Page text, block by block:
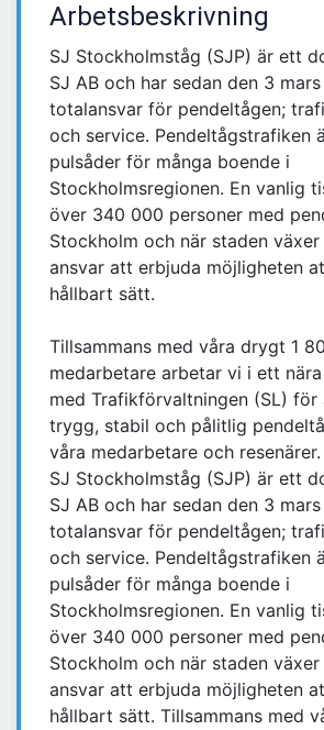
Arbetsbeskrivning
SJ Stockholmståg (SJP) är ett
SJ AB och har sedan den 3
totalansvar för pendeltågen;
och service. Pendeltågstrafiken
pulsåder för många boende i
Stockholmsregionen. En vanlig
över 340 000 personer med
Stockholm och när staden
ansvar att erbjuda möjligheten
hållbart sätt.
Tillsammans med våra drygt 1
medarbetare arbetar vi i ett
med Trafikförvaltningen (SL) för
trygg, stabil och pålitlig
våra medarbetare och resenärer.
SJ Stockholmståg (SJP) är ett
SJ AB och har sedan den 3
totalansvar för pendeltågen;
och service. Pendeltågstrafiken
pulsåder för många boende i
Stockholmsregionen. En vanlig
över 340 000 personer med
Stockholm och när staden
ansvar att erbjuda möjligheten
hållbart sätt. Tillsammans med